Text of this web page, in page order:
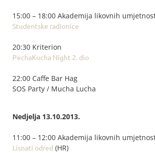
15:00 – 18:00 Akademija likovnih
Studentske radionice
20:30 Kriterion
PechaKucha Night 2. dio
22:00 Caffe Bar Hag
SOS Party / Mucha Lucha
Nedjelja 13.10.2013.
11:00 – 12:00 Akademija likovnih
Lisnati odred (HR)